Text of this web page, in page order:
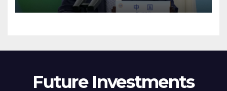
Future Investments